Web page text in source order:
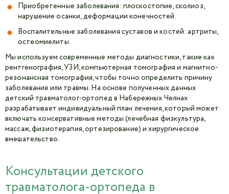
Приобретенные заболевания: плоскостопие, сколиоз,
нарушение осанки, деформации конечностей.
Воспалительные заболевания суставов и костей: артриты,
остеомиелиты.
Мы используем современные методы диагностики, такие как
рентгенография, УЗИ, компьютерная томография и магнитно-
резонансная томография, чтобы точно определить причину
заболевания или травмы. На основе полученных данных
детский травматолог-ортопед в Набережных Челнах
разрабатывает индивидуальный план лечения, который может
включать консервативные методы (лечебная физкультура,
массаж, физиотерапия, ортезирование) и хирургическое
вмешательство.
Консультации детского
травматолога-ортопеда в